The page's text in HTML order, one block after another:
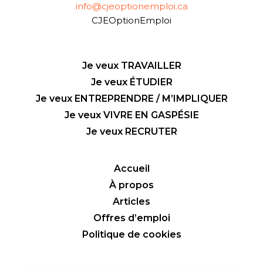
info@cjeoptionemploi.ca
CJEOptionEmploi
Je veux TRAVAILLER
Je veux ÉTUDIER
Je veux ENTREPRENDRE / M’IMPLIQUER
Je veux VIVRE EN GASPÉSIE
Je veux RECRUTER
Accueil
À propos
Articles
Offres d’emploi
Politique de cookies